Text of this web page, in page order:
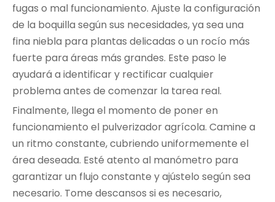
fugas o mal funcionamiento. Ajuste la configuración
de la boquilla según sus necesidades, ya sea una
fina niebla para plantas delicadas o un rocío más
fuerte para áreas más grandes. Este paso le
ayudará a identificar y rectificar cualquier
problema antes de comenzar la tarea real.
Finalmente, llega el momento de poner en
funcionamiento el pulverizador agrícola. Camine a
un ritmo constante, cubriendo uniformemente el
área deseada. Esté atento al manómetro para
garantizar un flujo constante y ajústelo según sea
necesario. Tome descansos si es necesario,